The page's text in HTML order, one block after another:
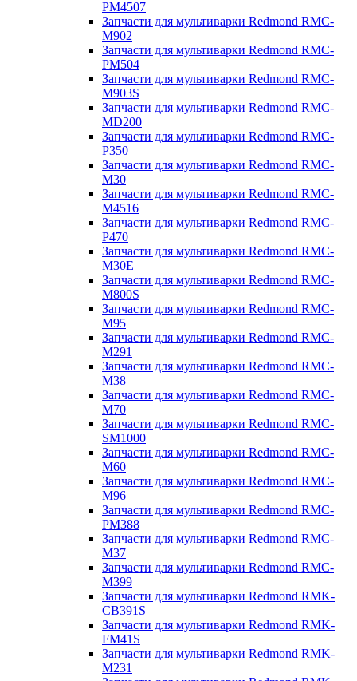
PM4507
Запчасти для мультиварки Redmond RMC-
M902
Запчасти для мультиварки Redmond RMC-
PM504
Запчасти для мультиварки Redmond RMC-
M903S
Запчасти для мультиварки Redmond RMC-
MD200
Запчасти для мультиварки Redmond RMC-
P350
Запчасти для мультиварки Redmond RMC-
M30
Запчасти для мультиварки Redmond RMC-
M4516
Запчасти для мультиварки Redmond RMC-
P470
Запчасти для мультиварки Redmond RMC-
M30E
Запчасти для мультиварки Redmond RMC-
M800S
Запчасти для мультиварки Redmond RMC-
M95
Запчасти для мультиварки Redmond RMC-
M291
Запчасти для мультиварки Redmond RMC-
M38
Запчасти для мультиварки Redmond RMC-
M70
Запчасти для мультиварки Redmond RMC-
SM1000
Запчасти для мультиварки Redmond RMC-
M60
Запчасти для мультиварки Redmond RMC-
M96
Запчасти для мультиварки Redmond RMC-
PM388
Запчасти для мультиварки Redmond RMC-
M37
Запчасти для мультиварки Redmond RMC-
M399
Запчасти для мультиварки Redmond RMK-
CB391S
Запчасти для мультиварки Redmond RMK-
FM41S
Запчасти для мультиварки Redmond RMK-
M231